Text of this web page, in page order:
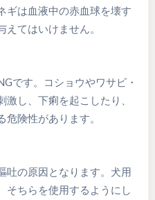
ギは血液中の赤血球を壊す
てはいけません。
です。コショウやワサビ・
し、下痢を起こしたり、
険性があります。
吐の原因となります。犬用
ちらを使用するようにし